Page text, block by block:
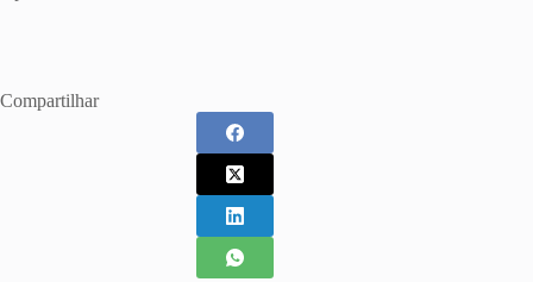
Compartilhar